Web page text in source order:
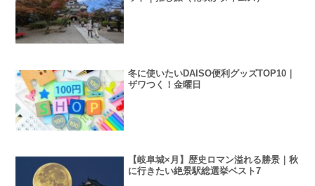
冬に使いたいDAISO便利グッズTOP10｜
ザワつく！金曜日
【岐阜城×月】歴史ロマン溢れる勝景｜秋
に行きたい絶景駅総選挙ベスト7